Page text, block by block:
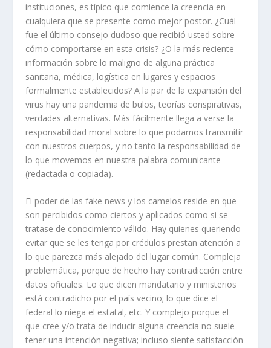
instituciones, es típico que comience la creencia en
cualquiera que se presente como mejor postor. ¿Cuál
fue el último consejo dudoso que recibió usted sobre
cómo comportarse en esta crisis? ¿O la más reciente
información sobre lo maligno de alguna práctica
sanitaria, médica, logística en lugares y espacios
formalmente establecidos? A la par de la expansión del
virus hay una pandemia de bulos, teorías conspirativas,
verdades alternativas. Más fácilmente llega a verse la
responsabilidad moral sobre lo que podamos transmitir
con nuestros cuerpos, y no tanto la responsabilidad de
lo que movemos en nuestra palabra comunicante
(redactada o copiada).
El poder de las fake news y los camelos reside en que
son percibidos como ciertos y aplicados como si se
tratase de conocimiento válido. Hay quienes queriendo
evitar que se les tenga por crédulos prestan atención a
lo que parezca más alejado del lugar común. Compleja
problemática, porque de hecho hay contradicción entre
datos oficiales. Lo que dicen mandatario y ministerios
está contradicho por el país vecino; lo que dice el
federal lo niega el estatal, etc. Y complejo porque el
que cree y/o trata de inducir alguna creencia no suele
tener una intención negativa; incluso siente satisfacción